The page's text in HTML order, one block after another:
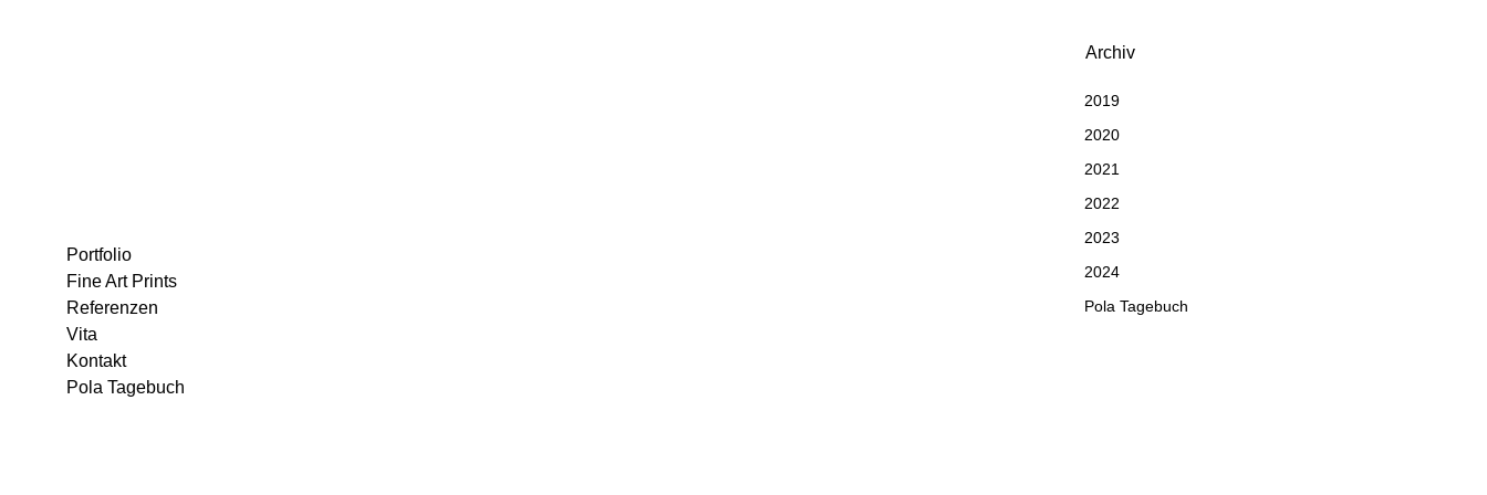
Portfolio
Fine Art Prints
Referenzen
Vita
Kontakt
Pola Tagebuch
Archiv
2019
2020
2021
2022
2023
2024
Pola Tagebuch